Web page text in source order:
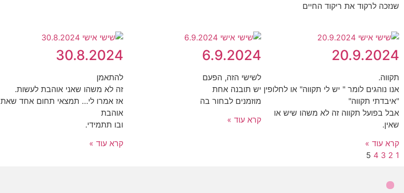
שנזכה לרקוד את ריקוד החיים
20.9.2024
תקווה.
אנו נוהגים לומר " יש לי תקווה" או לחלופין
"איבדתי תקווה"
אבל בפועל תקווה זה לא משהו שיש או
שאין.
קרא עוד »
6.9.2024
לשישי הזה, הפעם
יש תובנה אחת
מוזמנים לבחור בה
קרא עוד »
30.8.2024
להתאמן
זה לא משהו שאני אוהבת לעשות.
אז אמרו לי… תמצאי תחום אחד שאת
אוהבת
ובו תתמידי.
קרא עוד »
1
2
3
4
5